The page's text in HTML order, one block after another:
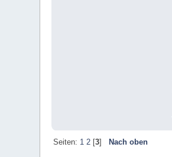
Seiten: 1 2[3] Nach oben